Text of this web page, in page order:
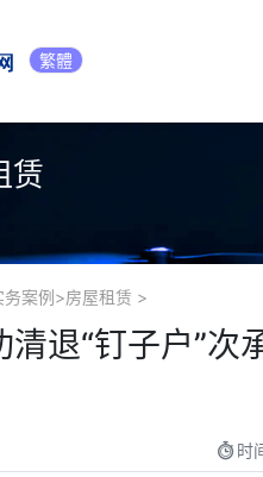
繁體
赁
务案例 >房屋租赁 >
清退“钉子户”次
时